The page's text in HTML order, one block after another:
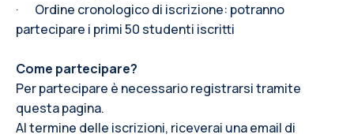
· Ordine cronologico di iscrizione: potranno
partecipare i primi 50 studenti iscritti
Come partecipare?
Per partecipare è necessario registrarsi tramite
questa pagina.
Al termine delle iscrizioni, riceverai una email di